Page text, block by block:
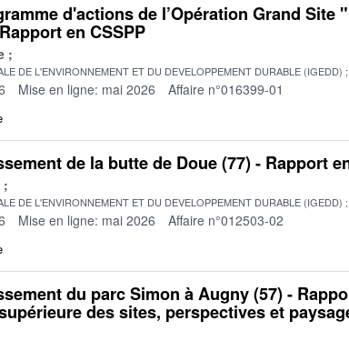
d'actions de l’Opération Grand Site
en CSSPP
DE L'ENVIRONNEMENT ET DU DEVELOPPEMENT DURABLE (IGEDD)
Mise en ligne: mai 2026 Affaire n°016399-01
de la butte de Doue (77) - Rapport
DE L'ENVIRONNEMENT ET DU DEVELOPPEMENT DURABLE (IGEDD)
Mise en ligne: mai 2026 Affaire n°012503-02
du parc Simon à Augny (57) -
des sites, perspectives et